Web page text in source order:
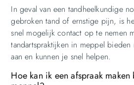
In geval van een tandheelkundige
gebroken tand of ernstige pijn, is
snel mogelijk contact op te nemen
tandartspraktijken in meppel
aan en kunnen je snel helpen.
Hoe kan ik een afspraak